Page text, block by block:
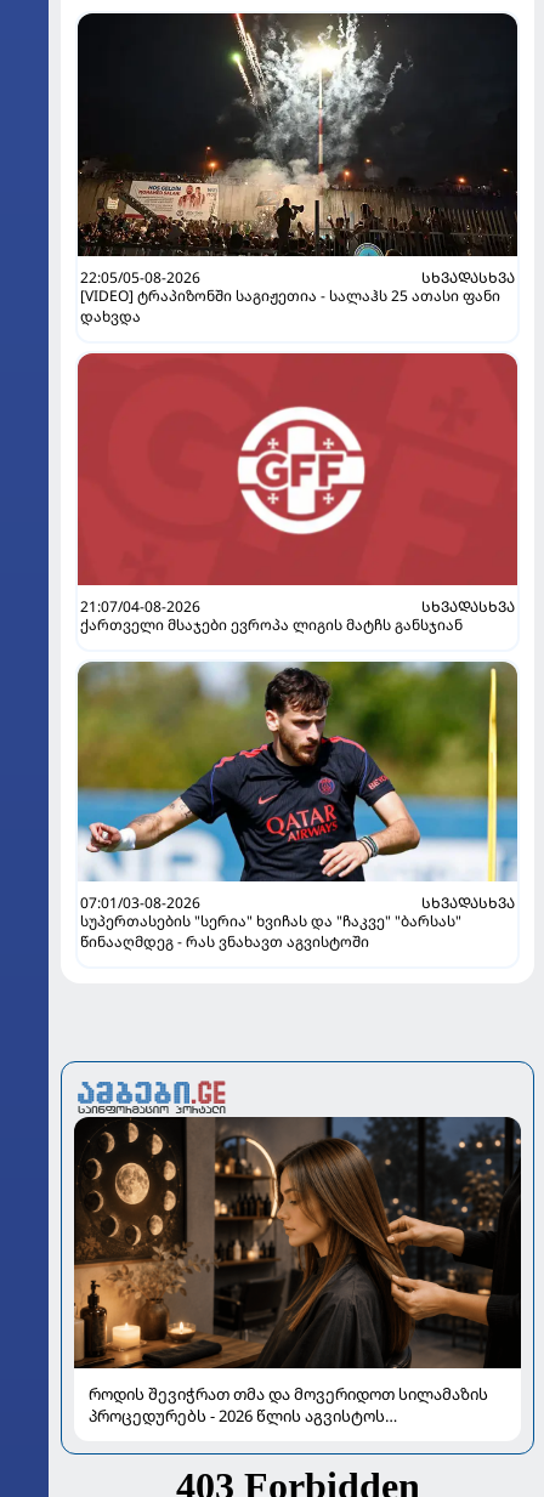
22:05/05-08-2026
ᲡᲮᲕᲐᲓᲐᲡᲮᲕᲐ
[VIDEO] ტრაპიზონში საგიჟეთია - სალაჰს 25 ათასი ფანი
დახვდა
21:07/04-08-2026
ᲡᲮᲕᲐᲓᲐᲡᲮᲕᲐ
ქართველი მსაჯები ევროპა ლიგის მატჩს განსჯიან
07:01/03-08-2026
ᲡᲮᲕᲐᲓᲐᲡᲮᲕᲐ
სუპერთასების "სერია" ხვიჩას და "ჩაკვე" "ბარსას"
წინააღმდეგ - რას ვნახავთ აგვისტოში
როდის შევიჭრათ თმა და მოვერიდოთ სილამაზის
პროცედურებს - 2026 წლის აგვისტოს